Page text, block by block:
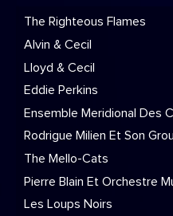
The Righteous Flames
Alvin & Cecil
Lloyd & Cecil
Eddie Perkins
Ensemble Meridional Des
Rodrigue Milien Et Son
The Mello-Cats
Pierre Blain Et Orchestre
Les Loups Noirs